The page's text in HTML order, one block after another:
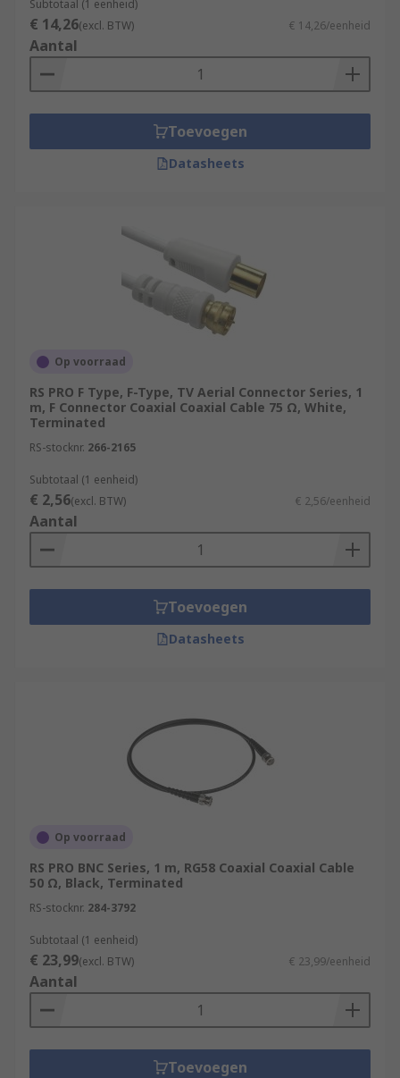
Subtotaal (1 eenheid)
€ 14,26(excl. BTW) € 14,26/eenheid
Aantal
Toevoegen
Datasheets
Op voorraad
RS PRO F Type, F-Type, TV Aerial Connector Series, 1
m, F Connector Coaxial Coaxial Cable 75 Ω, White,
Terminated
RS-stocknr. 266-2165
Subtotaal (1 eenheid)
€ 2,56(excl. BTW) € 2,56/eenheid
Aantal
Toevoegen
Datasheets
Op voorraad
RS PRO BNC Series, 1 m, RG58 Coaxial Coaxial Cable
50 Ω, Black, Terminated
RS-stocknr. 284-3792
Subtotaal (1 eenheid)
€ 23,99(excl. BTW) € 23,99/eenheid
Aantal
Toevoegen